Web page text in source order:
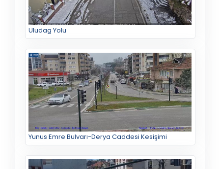
Uludag Yolu
Yunus Emre Bulvarı-Derya Caddesi Kesişimi